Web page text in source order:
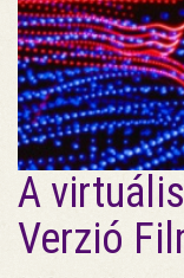
A
Verzió